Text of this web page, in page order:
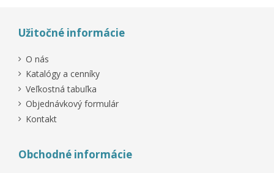
Užitočné informácie
O nás
Katalógy a cenníky
Veľkostná tabuľka
Objednávkový formulár
Kontakt
Obchodné informácie